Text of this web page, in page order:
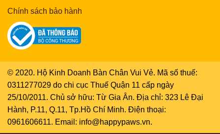
Chính sách bảo hành
© 2020. Hộ Kinh Doanh Bàn Chân Vui Vẻ. Mã số thuế:
0311277029 do chi cục Thuế Quận 11 cấp ngày
25/10/2011. Chủ sở hữu: Từ Gia Ân. Địa chỉ: 323 Lê Đại
Hành, P.11, Q.11, Tp.Hồ Chí Minh. Điện thoại:
0961606611. Email: info@happypaws.vn.